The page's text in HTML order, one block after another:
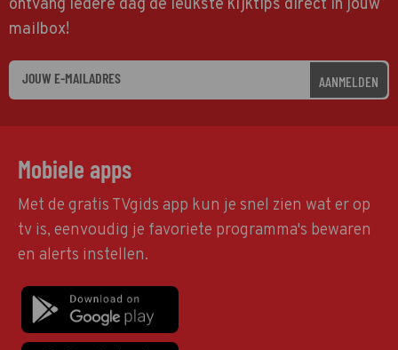
ontvang iedere dag de leukste kijktips direct in jouw
mailbox!
AANMELDEN
Mobiele apps
Met de gratis TVgids app kun je snel zien wat er op
tv is, eenvoudig je favoriete programma's bewaren
en alerts instellen.